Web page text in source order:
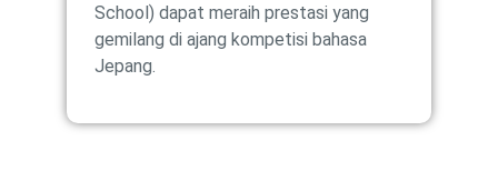
School) dapat meraih prestasi yang
gemilang di ajang kompetisi bahasa
Jepang.